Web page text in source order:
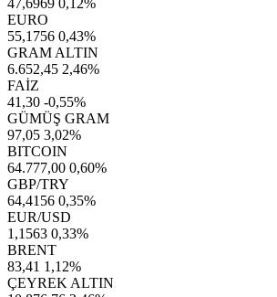
47,6969 0,12%
EURO
55,1756 0,43%
GRAM ALTIN
6.652,45 2,46%
FAİZ
41,30 -0,55%
GÜMÜŞ GRAM
97,05 3,02%
BITCOIN
64.777,00 0,60%
GBP/TRY
64,4156 0,35%
EUR/USD
1,1563 0,33%
BRENT
83,41 1,12%
ÇEYREK ALTIN